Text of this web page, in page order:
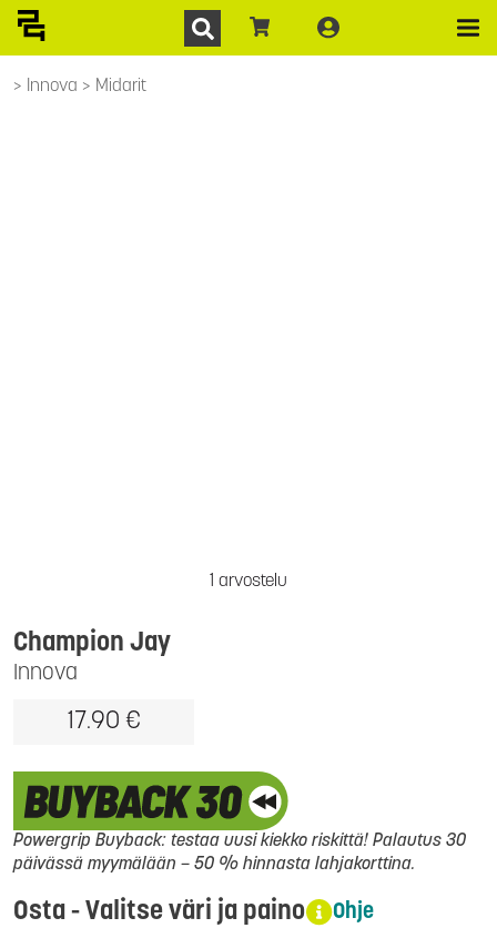
Innova Midarit
1 arvostelu
Innova
Champion Jay
17.90 €
Powergrip Buyback: testaa uusi kiekko riskittä! Palautus 30
päivässä myymälään – 50 % hinnasta lahjakorttina.
Osta - Valitse väri ja paino Ohje